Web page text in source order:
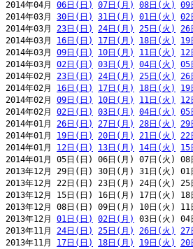
2014年04月 06日(日) 07日(月) 08日(火) 09
2014年03月 30日(日) 31日(月) 01日(火) 02
2014年03月 23日(日) 24日(月) 25日(火) 26
2014年03月 16日(日) 17日(月) 18日(火) 19
2014年03月 09日(日) 10日(月) 11日(火) 12
2014年03月 02日(日) 03日(月) 04日(火) 05
2014年02月 23日(日) 24日(月) 25日(火) 26
2014年02月 16日(日) 17日(月) 18日(火) 19
2014年02月 09日(日) 10日(月) 11日(火) 12
2014年02月 02日(日) 03日(月) 04日(火) 05
2014年01月 26日(日) 27日(月) 28日(火) 29
2014年01月 19日(日) 20日(月) 21日(火) 22
2014年01月 12日(日) 13日(月) 14日(火) 15
2014年01月 05日(日) 06日(月) 07日(火)
2013年12月 29日(日) 30日(月) 31日(火)
2013年12月 22日(日) 23日(月) 24日(火)
2013年12月 15日(日) 16日(月) 17日(火)
2013年12月 08日(日) 09日(月) 10日(火)
2013年12月 01日(日) 02日(月)
03日(火)
2013年11月 24日(日) 25日(月) 26日(火) 27
2013年11月 17日(日) 18日(月) 19日(火) 20